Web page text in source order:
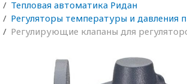
Тепловая автоматика Ридан
Регуляторы температуры и давления
Регулирующие клапаны для